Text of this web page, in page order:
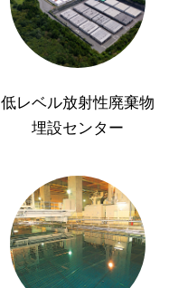
低レベル放射性廃棄物
埋設センター